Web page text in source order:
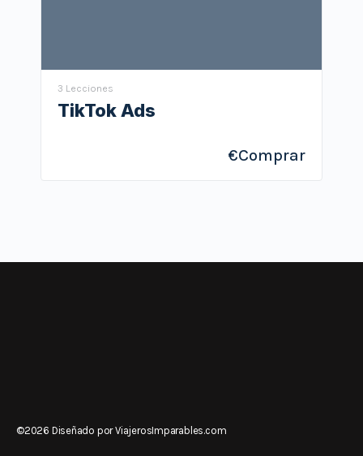
3 Lecciones
TikTok Ads
€Comprar
©2026 Diseñado por ViajerosImparables.com